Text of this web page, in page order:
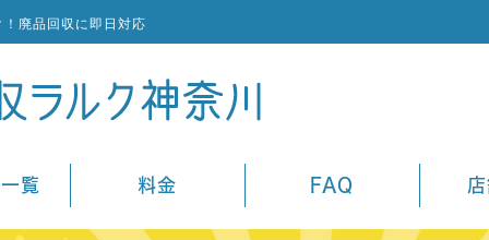
廃品回収に即日対応
覧 料金 FAQ